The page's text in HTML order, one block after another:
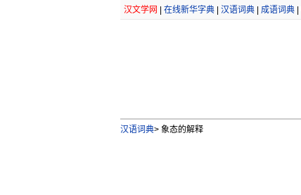
汉文学网 在线新华字典| 汉语词典| 成语词典|
汉语词典>象态的解释